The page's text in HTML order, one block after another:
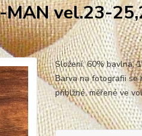
MAN vel.23-
Složení: 60% bavlna,
Barva na fotografii se
přiblžné,